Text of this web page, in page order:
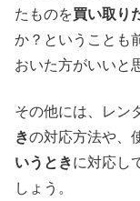
たものを買い取り
か？ということも
おいた方がいいと
その他には、レン
きの対応方法や、
いうときに対応し
しょう。